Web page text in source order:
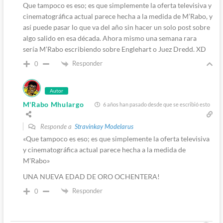
Que tampoco es eso; es que simplemente la oferta televisiva y
cinematográfica actual parece hecha a la medida de M’Rabo, y
así puede pasar lo que va del año sin hacer un solo post sobre
algo salido en esa década. Ahora mismo una semana rara
sería M’Rabo escribiendo sobre Englehart o Juez Dredd. XD
0 Responder
Autor
M'Rabo Mhulargo 6 años han pasado desde que se escribió esto
Responde a Stravinkay Modelarus
«Que tampoco es eso; es que simplemente la oferta televisiva
y cinematográfica actual parece hecha a la medida de
M’Rabo»
UNA NUEVA EDAD DE ORO OCHENTERA!
0 Responder